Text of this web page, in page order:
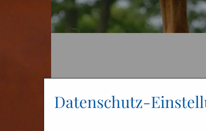
Datenschutz-